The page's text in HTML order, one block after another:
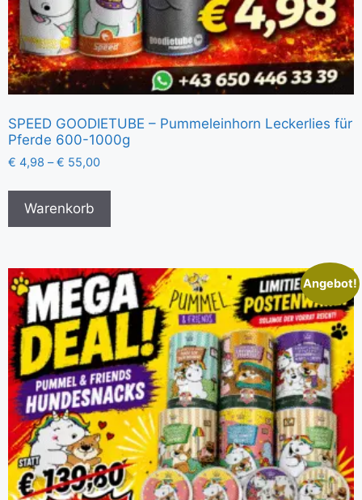
SPEED GOODIETUBE – Pummeleinhorn Leckerlies für
Pferde 600-1000g
€ 4,98 –€ 55,00
Warenkorb
Angebot!